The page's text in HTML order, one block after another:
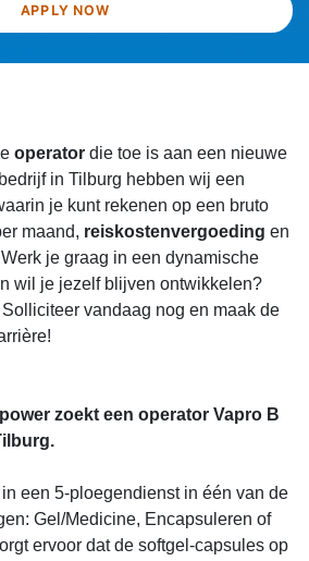
APPLY NOW
operator die toe is aan een nieuwe
in Tilburg hebben wij een
je kunt rekenen op een bruto
maand, reiskostenvergoeding en
Werk je graag in een dynamische
wil je jezelf blijven ontwikkelen?
vandaag nog en maak de
zoekt een operator Vapro B
een 5-ploegendienst in één van de
Gel/Medicine, Encapsuleren of
ervoor dat de softgel-capsules op